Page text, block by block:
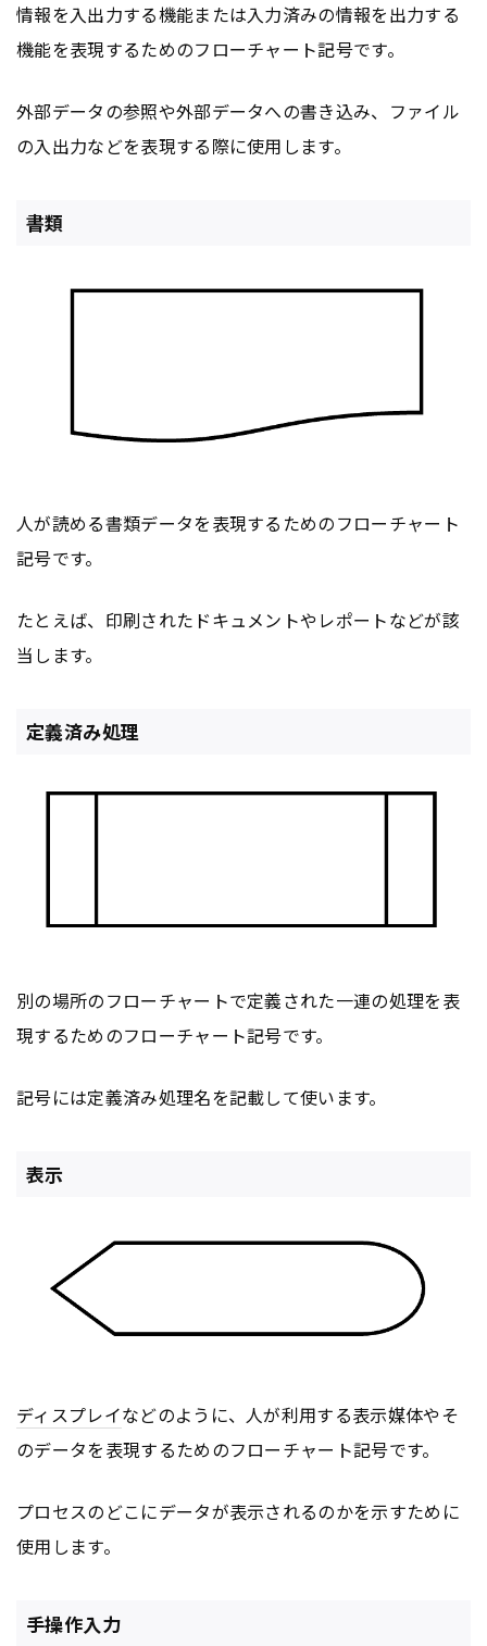
情報を入出力する機能または入力済みの情報を出力する
機能を表現するためのフローチャート記号です。
外部データの参照や外部データへの書き込み、ファイル
の入出力などを表現する際に使用します。
書類
人が読める書類データを表現するためのフローチャート
記号です。
たとえば、印刷されたドキュメントやレポートなどが該
当します。
定義済み処理
別の場所のフローチャートで定義された一連の処理を表
現するためのフローチャート記号です。
記号には定義済み処理名を記載して使います。
表示
ディスプレイなどのように、人が利用する表示媒体やそ
のデータを表現するためのフローチャート記号です。
プロセスのどこにデータが表示されるのかを示すために
使用します。
手操作入力